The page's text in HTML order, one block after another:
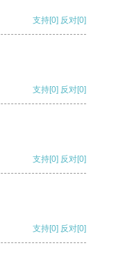
支持[0] 反对[0]
支持[0] 反对[0]
支持[0] 反对[0]
支持[0] 反对[0]